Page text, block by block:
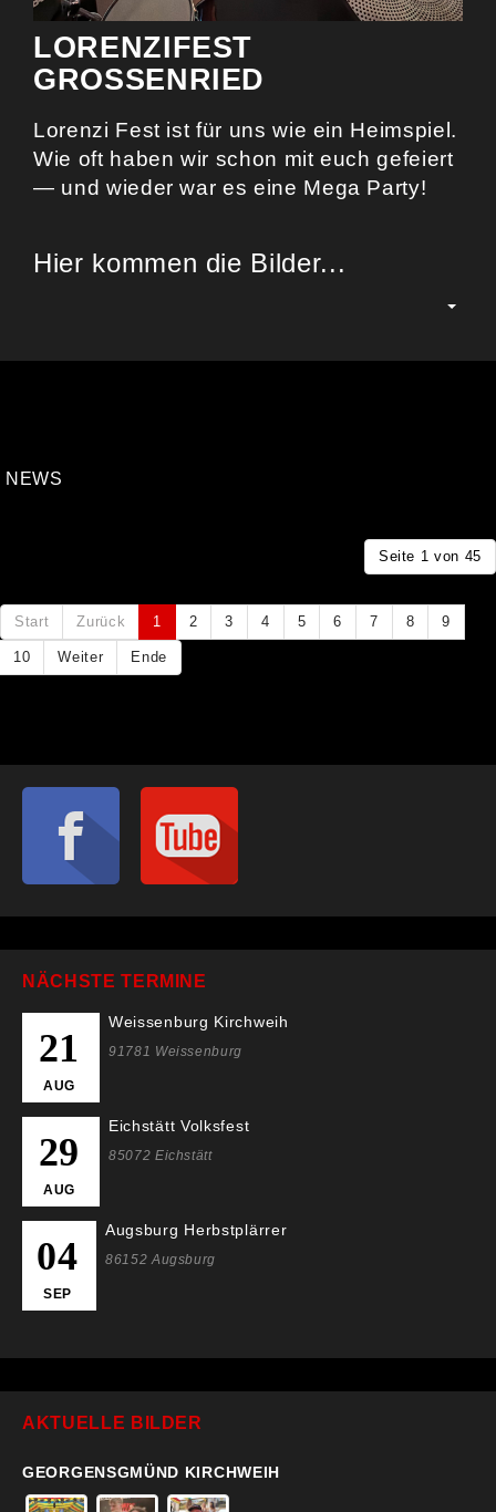
LORENZIFEST
GROSSENRIED
Lorenzi Fest ist für uns wie ein Heimspiel.
Wie oft haben wir schon mit euch gefeiert
— und wieder war es eine Mega Party!
Hier kommen die Bilder...
NEWS
Seite 1 von 45
Start Zurück 1 2 3 4 5 6 7 8 9
10 Weiter Ende
NÄCHSTE TERMINE
21
AUG
Weissenburg Kirchweih
91781 Weissenburg
29
AUG
Eichstätt Volksfest
85072 Eichstätt
04
SEP
Augsburg Herbstplärrer
86152 Augsburg
AKTUELLE BILDER
GEORGENSGMÜND KIRCHWEIH